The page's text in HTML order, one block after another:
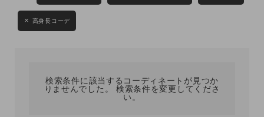
MENS LADIES KIDS
高身長コーデ
検索条件に該当するコーディネートが見つか
りませんでした。 検索条件を変更してくださ
い。